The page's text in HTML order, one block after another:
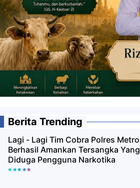
Berita Trending
Lagi - Lagi Tim Cobra Polres Metro
Berhasil Amankan Tersangka Yang
Diduga Pengguna Narkotika